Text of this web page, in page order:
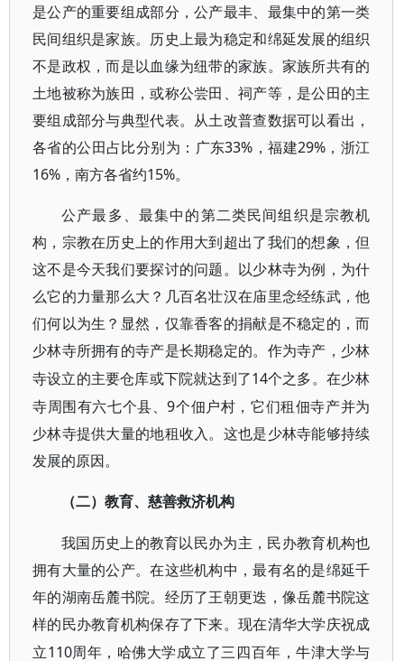
是公产的重要组成部分，公产最丰、最集中的第一类
民间组织是家族。历史上最为稳定和绵延发展的组织
不是政权，而是以血缘为纽带的家族。家族所共有的
土地被称为族田，或称公尝田、祠产等，是公田的主
要组成部分与典型代表。从土改普查数据可以看出，
各省的公田占比分别为：广东33%，福建29%，浙江
16%，南方各省约15%。
公产最多、最集中的第二类民间组织是宗教机
构，宗教在历史上的作用大到超出了我们的想象，但
这不是今天我们要探讨的问题。以少林寺为例，为什
么它的力量那么大？几百名壮汉在庙里念经练武，他
们何以为生？显然，仅靠香客的捐献是不稳定的，而
少林寺所拥有的寺产是长期稳定的。作为寺产，少林
寺设立的主要仓库或下院就达到了14个之多。在少林
寺周围有六七个县、9个佃户村，它们租佃寺产并为
少林寺提供大量的地租收入。这也是少林寺能够持续
发展的原因。
（二）教育、慈善救济机构
我国历史上的教育以民办为主，民办教育机构也
拥有大量的公产。在这些机构中，最有名的是绵延千
年的湖南岳麓书院。经历了王朝更迭，像岳麓书院这
样的民办教育机构保存了下来。现在清华大学庆祝成
立110周年，哈佛大学成立了三四百年，牛津大学与